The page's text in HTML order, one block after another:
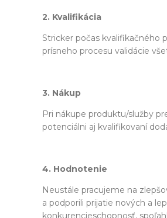
2. Kvalifikácia
Stricker počas kvalifikačného
prísneho procesu validácie
3. Nákup
Pri nákupe produktu/služby
potenciálni aj kvalifikovaní
4. Hodnotenie
Neustále pracujeme na
a podporili prijatie nových a
konkurencieschopnosť,